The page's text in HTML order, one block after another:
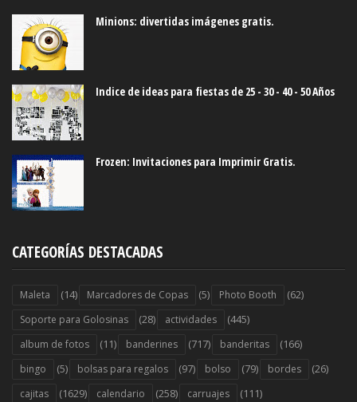
Minions: divertidas imágenes gratis.
Indice de ideas para fiestas de 25 - 30 - 40 - 50 Años
Frozen: Invitaciones para Imprimir Gratis.
CATEGORÍAS DESTACADAS
Maleta (14) Marcadores de Copas (5) Photo Booth (62)
Soporte para Golosinas (28) actividades (445)
album de fotos (11) banderines (717) banderitas (166)
bingo (5) bolsas para regalos (97) bolso (79) bordes (26)
cajitas (1629) calendario (258) carruajes (111)